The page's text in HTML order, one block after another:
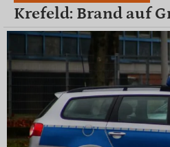
Krefeld: Brand auf